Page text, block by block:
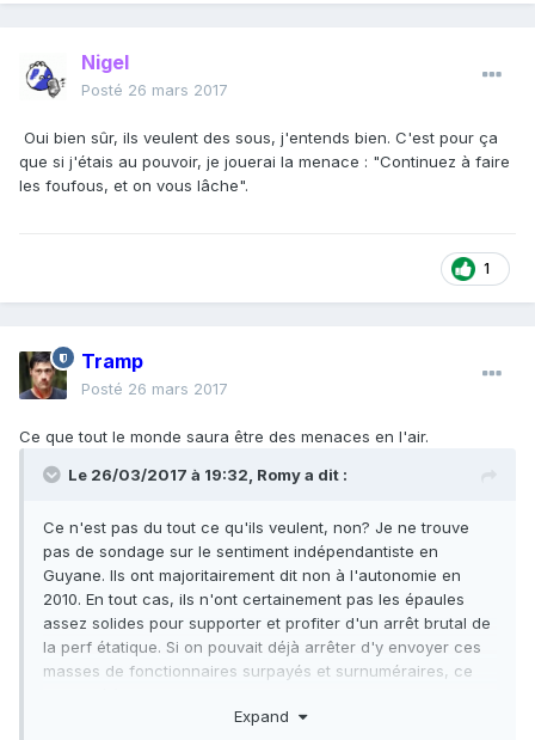
Nigel
Posté 26 mars 2017
Oui bien sûr, ils veulent des sous, j'entends bien. C'est pour ça
que si j'étais au pouvoir, je jouerai la menace : "Continuez à faire
les foufous, et on vous lâche".
1
Tramp
Posté 26 mars 2017
Ce que tout le monde saura être des menaces en l'air.
Le 26/03/2017 à 19:32, Romya dit :
Ce n'est pas du tout ce qu'ils veulent, non? Je ne trouve
pas de sondage sur le sentiment indépendantiste en
Guyane. Ils ont majoritairement dit non à l'autonomie en
2010. En tout cas, ils n'ont certainement pas les épaules
assez solides pour supporter et profiter d'un arrêt brutal de
la perf étatique. Si on pouvait déjà arrêter d'y envoyer ces
masses de fonctionnaires surpayés et surnuméraires, ce
Expand